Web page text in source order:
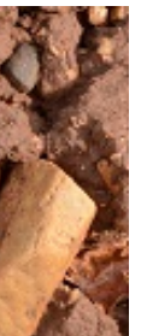
て葡萄を育て
響を与えてい
なんと樹齢
は、地場にエ
来たような静
る。背中から
な感覚。 ラモ
“場”で育った葡